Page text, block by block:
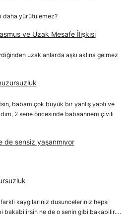
daha yürütülemez?
ve Uzak Mesafe İlişkisi
uzak anlarda aşkı aklına gelmez
babam çok büyük bir yanlış yaptı ve
2 sene öncesinde babaannem çivili
de sensiz yaşanmıyor
kaygılarıniz dusunceleriniz hepsi
bakabilirsin ne de o senin gibi bakabilir.…